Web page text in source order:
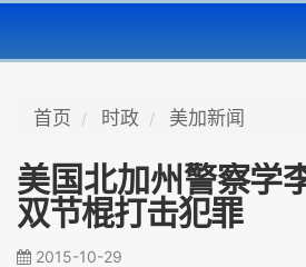
首页 时政 美加新闻
美国北加州警察
双节棍打击犯罪
2015-10-29